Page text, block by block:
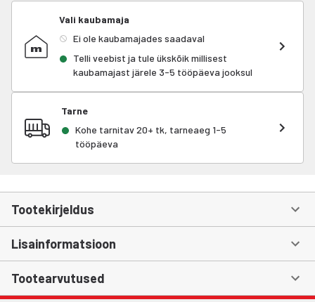
Vali kaubamaja
Ei ole kaubamajades saadaval
Telli veebist ja tule ükskõik millisest
kaubamajast järele 3-5 tööpäeva jooksul
Tarne
Kohe tarnitav 20+ tk, tarneaeg 1-5
tööpäeva
Tootekirjeldus
Lisainformatsioon
Tootearvutused